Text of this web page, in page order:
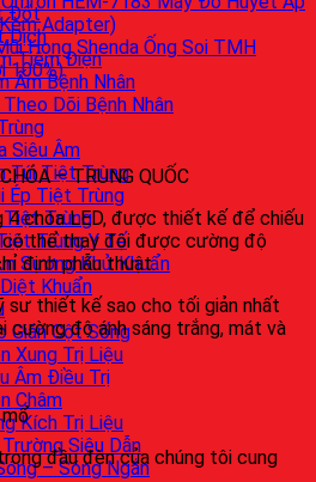
Đốt
Dịch
Tiêm Điện
Ấm Bệnh Nhân
Dõi Bệnh Nhân
Siêu Âm
Túi Tiệt Trùng
Ép Tiệt Trùng
Tiệt Trùng
Trùng Y Tế
Sương Khử Khuẩn
Khuẩn
Giãn Cột Sống
Xung Trị Liệu
Âm Điều Trị
Châm
Kích Trị Liệu
Siêu Dẫn
– Sóng Ngắn
Adapter)
Ống Soi TMH
100%)
– TRUNG QUỐC
4 chóa LED, được thiết kế để chiếu
thể thay đội được cường độ
định phẫu thuật.
thiết kế sao cho tối giản nhất
cường độ ánh sáng trắng, mát và
mổ
đầu đèn của chúng tôi cung